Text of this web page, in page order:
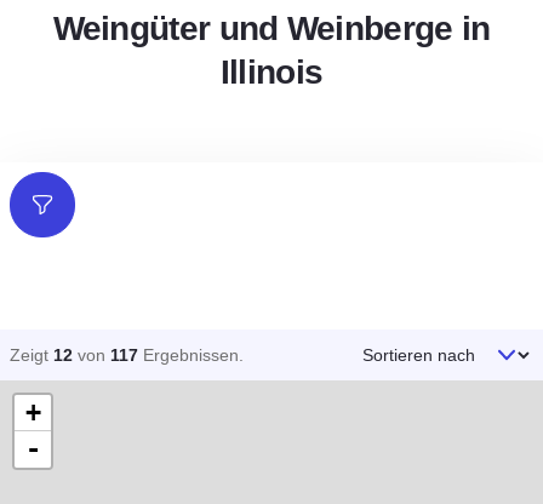
Weingüter und Weinberge in
Illinois
Filter
Zeigt 12 von 117 Ergebnissen Sortieren nach
+
-